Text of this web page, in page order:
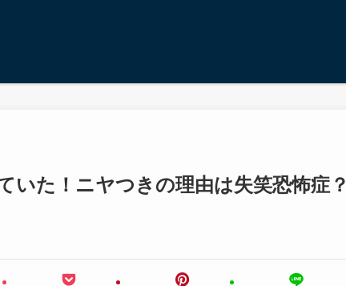
いた！ニヤつきの理由は失笑恐怖症？